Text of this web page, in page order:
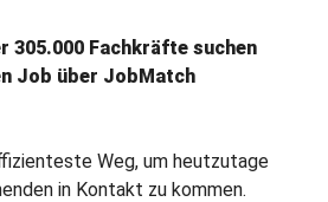
305.000 Fachkräfte suchen
Job über JobMatch
Weg, um heutzutage
in Kontakt zu kommen.